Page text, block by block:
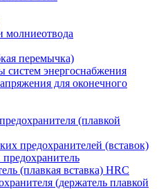
молниеотвода
перемычка)
систем энергоснабжения
для оконечного
(плавкой
предохранителей (вставок)
(плавкая вставка) HRC
(держатель плавкой